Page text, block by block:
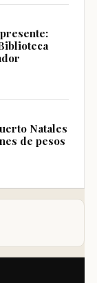
Natales
de pesos